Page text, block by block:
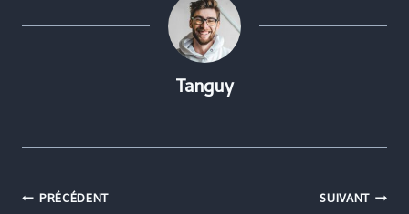
Tanguy
Navigation
PRÉCÉDENT SUIVANT